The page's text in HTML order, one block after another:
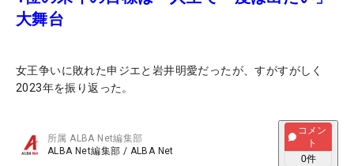
大舞台
女王争いに敗れた申ジエと岩井明愛だったが、すがすがしく
2023年を振り返った。
所属ALBA Net編集部
ALBA Net編集部 / ALBA Net
コメン
ト
0件